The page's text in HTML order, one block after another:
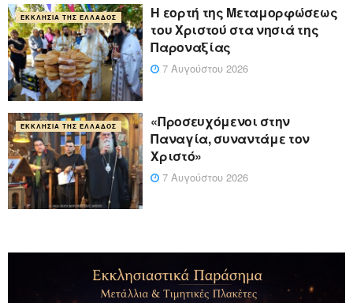
ΕΚΚΛΗΣΊΑ ΤΗΣ ΕΛΛΆΔΟΣ
Η εορτή της Μεταμορφώσεως
του Χριστού στα νησιά της
Παροναξίας
7 Αυγούστου 2026
ΕΚΚΛΗΣΊΑ ΤΗΣ ΕΛΛΆΔΟΣ
«Προσευχόμενοι στην
Παναγία, συναντάμε τον
Χριστό»
7 Αυγούστου 2026